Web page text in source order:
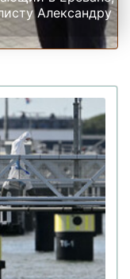
Александру